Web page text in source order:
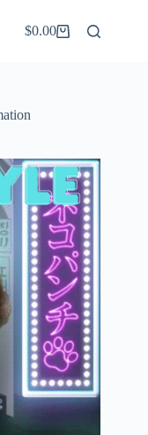
Carro
$0.00